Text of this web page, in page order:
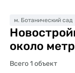
м. Ботанический сад
около
Всего 1 объект